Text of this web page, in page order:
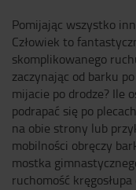
Pomijając wszystko
Człowiek to
skomplikowanego
zaczynając od barku
mijacie po drodze? Ile
podrapać się po
na obie strony lub
mobilności obręczy
mostka
ruchomość